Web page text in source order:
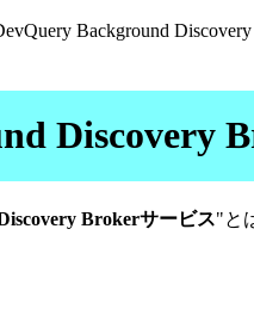
Background
Discovery
Brokerサービス"と